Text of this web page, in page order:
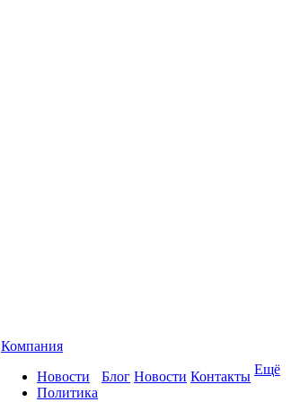
Компания
Новости
Политика
Блог Новости Контакты Ещё